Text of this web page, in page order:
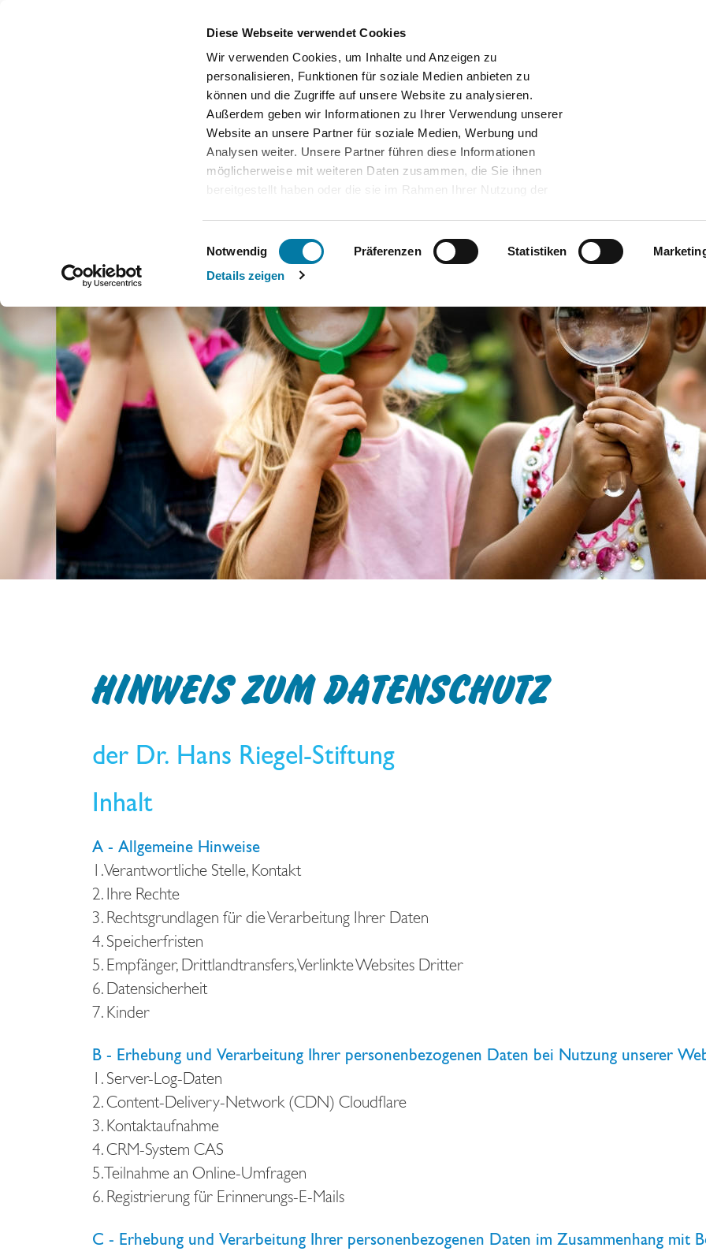
Diese Webseite verwendet Cookies
Wir verwenden Cookies, um Inhalte und Anzeigen zu
personalisieren, Funktionen für soziale Medien anbieten zu
können und die Zugriffe auf unsere Website zu analysieren.
Außerdem geben wir Informationen zu Ihrer Verwendung unserer
Website an unsere Partner für soziale Medien, Werbung und
Analysen weiter. Unsere Partner führen diese Informationen
möglicherweise mit weiteren Daten zusammen, die Sie ihnen
bereitgestellt haben oder die sie im Rahmen Ihrer Nutzung der
in den USA. Die Europäische Kommission hat am 10. Juli 2023
einen Angemessenheitsbeschluss gefasst, der ein hinreichendes
Datenschutzniveau für Datenverarbeitungen durch nach dem Data
bescheinigt. Sowohl die Liste der zertifizierten Unternehmen, als
auch weitere Informationen zu dem Data Privacy Framework
können Sie auf der Website des Handelsministeriums der USA
unter
https://www.dataprivacyframework.gov. Bei nicht-
zertifizierten Unternehmen besteht weiterhin das Risiko, dass Ihre
Daten durch US-Behörden zu Kontroll- und
Überwachungszwecken verarbeitet werden könnten, ohne dass
hiergegen ausreichende Rechtsmittel zur Verfügung stehen.
Indem Sie auf 'Alle Cookies zulassen' klicken, willigen Sie der
Verwendung von Cookies und der Datenverarbeitung durch
unsere Partner ein, einschließlich möglicher Datenübermittlungen
in die USA.
Wenn Sie auf "Nur notwendige Cookies" klicken, findet keine
Übermittlung an Dritte oder in die USA statt. Sie können Ihre
Einwilligungsauswahl
Notwendig Präferenzen Statistiken
Details zeigen
HINWEIS ZUM DATENSCHUTZ
der Dr. Hans Riegel-Stiftung
Inhalt
A - Allgemeine Hinweise
1. Verantwortliche Stelle, Kontakt
2. Ihre Rechte
3. Rechtsgrundlagen für die Verarbeitung Ihrer Daten
4. Speicherfristen
5. Empfänger, Drittlandtransfers, Verlinkte Websites Dritter
6. Datensicherheit
7. Kinder
B - Erhebung und Verarbeitung Ihrer personenbezogenen Daten bei Nutzung unserer
1. Server-Log-Daten
2. Content-Delivery-Network (CDN) Cloudflare
3. Kontaktaufnahme
4. CRM-System CAS
5. Teilnahme an Online-Umfragen
6. Registrierung für Erinnerungs-E-Mails
C - Erhebung und Verarbeitung Ihrer personenbezogenen Daten im Zusammenhang mit